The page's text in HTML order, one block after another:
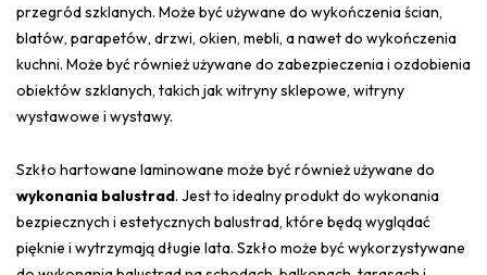
przegród szklanych. Może być używane do wykończenia ścian,
blatów, parapetów, drzwi, okien, mebli, a nawet do wykończenia
kuchni. Może być również używane do zabezpieczenia i ozdobienia
obiektów szklanych, takich jak witryny sklepowe, witryny
wystawowe i wystawy.
Szkło hartowane laminowane może być również używane do
wykonania balustrad. Jest to idealny produkt do wykonania
bezpiecznych i estetycznych balustrad, które będą wyglądać
pięknie i wytrzymają długie lata. Szkło może być wykorzystywane